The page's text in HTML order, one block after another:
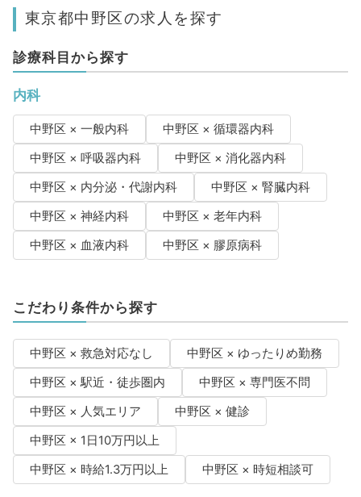
東京都中野区の求人を探す
診療科目から探す
内科
中野区 × 一般内科
中野区 × 循環器内科
中野区 × 呼吸器内科
中野区 × 消化器内科
中野区 × 内分泌・代謝内科
中野区 × 腎臓内科
中野区 × 神経内科
中野区 × 老年内科
中野区 × 血液内科
中野区 × 膠原病科
こだわり条件から探す
中野区 × 救急対応なし
中野区 × ゆったりめ勤務
中野区 × 駅近・徒歩圏内
中野区 × 専門医不問
中野区 × 人気エリア
中野区 × 健診
中野区 × 1日10万円以上
中野区 × 時給1.3万円以上
中野区 × 時短相談可